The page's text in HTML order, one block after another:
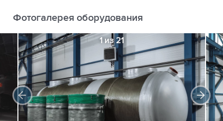
Фотогалерея оборудования
1 из 21